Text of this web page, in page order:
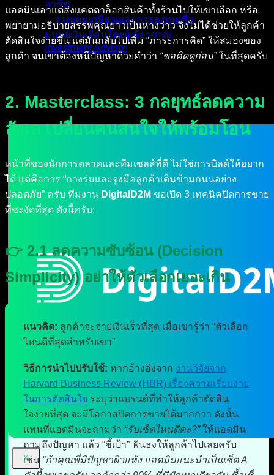
อาชีพ
วางแผนเกษียณและการลงทุนเพื่อ
มนุษย์เงินเดือนโดยผู้เชี่ยวชาญ
Investment Advisor
ติดต่อผม
X
แอดมินเอาแต่ส่งแคตตาล็อกสินค้าทั้งร้านไปให้เขาเลือก หรือ
พยายามอธิบายสรรพคุณยาวเป็นหางว่าว จึงไม่ได้ช่วยให้ลูกค้า
ตัดสินใจง่ายขึ้น แต่มันกลับไปเพิ่ม “ภาระการคิด” ให้สมองของ
ลูกค้า จนเขาต้องหนีปัญหาด้วยคำว่า “ขอคิดดูก่อน”ในที่สุดครับ
2. Masterclass: 3 กลยุทธ์ลดความ
ลังเล เปลี่ยนคนสนใจให้พร้อมโอน
หน้าที่ของนักการตลาดและทีมเซลส์ที่ดี ไม่ใช่การบิลด์ให้อยาก
ได้ แต่คือการ “กางร่มและจูงมือลูกค้าเดินข้ามถนนอย่าง
ปลอดภัย” ครับ ทีมงาน DigitalD2M ขอเปิด 3 เทคนิคปิดการขาย
ที่ชะงัดที่สุด ดังนี้ครับ:
👉 2.1 ลดความซับซ้อน (Decision
Simplicity) อย่าให้ตัวเลือกเยอะเกิน
แนวคิด: ลูกค้าจะจ่ายเงินเร็วที่สุด เมื่อเขารู้ว่า “ตัวเลือก
ไหนดีที่สุดสำหรับเขา”
วิธีการนำไปปรับใช้: หากอ้างอิงจาก งานวิจัยจาก
Harvard Business Review (HBR) เรื่องความเรียบง่าย
ในการตัดสินใจ ระบุว่าแบรนด์ที่ทำให้ลูกค้าตัดสิน
ใจง่ายที่สุด จะมีโอกาสปิดการขายได้มากกว่า ดังนั้น
แทนที่แอดมินจะถามว่า “รับเซ็ตไหนดีคะ?”ให้แอดมิน
ถามถึงปัญหา แล้ว “ชี้เป้า” ฟันธงให้ลูกค้าไปเลยครับ
เช่น “ถ้าคุณพี่มีปัญหาผิวแห้ง แอดมินแนะนำเป็นเซ็ต A